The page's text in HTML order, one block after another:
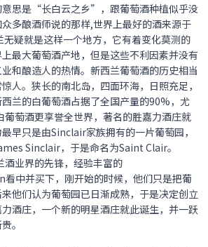
意思是“长白云之乡”，跟葡萄酒种植似乎没
多酿酒师说的那样,世界上最好的酒来源于
疑就是这样一个地方，它有着变化莫测的
最大葡萄酒产地，但是这些不利因素并没有
和酿造人的热情。新西兰葡萄酒的历史相当
人。狭长的南北岛，四面环海，日照充足，
兰的白葡萄酒占据了全国产量的90%，尤
萄酒更享誉全世界，著名的胜嘉力酒庄就
早只是由Sinclair家族拥有的一片葡萄园，
Sinclair，于是命名为Saint Clair。
酒业界的先锋，经验丰富的
中并买下，刚开始的时候，他们只是把葡
他们认为葡萄园已日渐成熟，于是决定创立
酒庄，一个新的明星酒庄就此诞生，并一跃
。